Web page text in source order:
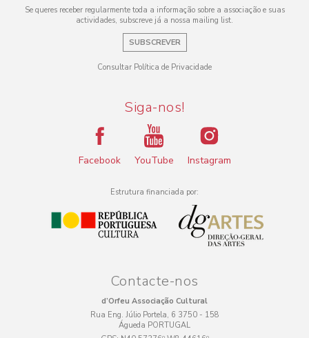
Se queres receber regularmente toda a informação sobre a associação e suas
actividades, subscreve já a nossa mailing list.
SUBSCREVER
Consultar Política de Privacidade
Siga-nos!
Facebook YouTube Instagram
Estrutura financiada por:
Contacte-nos
d’Orfeu Associação Cultural
Rua Eng. Júlio Portela, 6 3750 - 158
Águeda PORTUGAL